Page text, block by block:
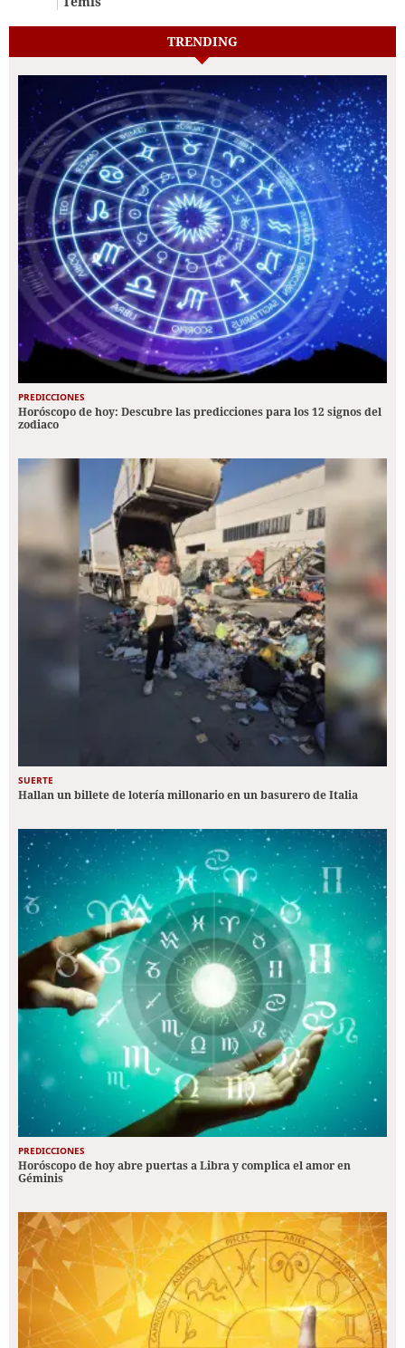
TRENDING
PREDICCIONES
Horóscopo de hoy: Descubre las predicciones para los 12 signos del
zodiaco
SUERTE
Hallan un billete de lotería millonario en un basurero de Italia
PREDICCIONES
Horóscopo de hoy abre puertas a Libra y complica el amor en
Géminis